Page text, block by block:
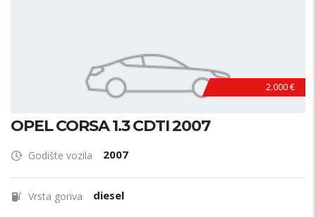
2.000 €
OPEL CORSA 1.3 CDTI 2007
Godište vozila 2007
Vrsta goriva diesel